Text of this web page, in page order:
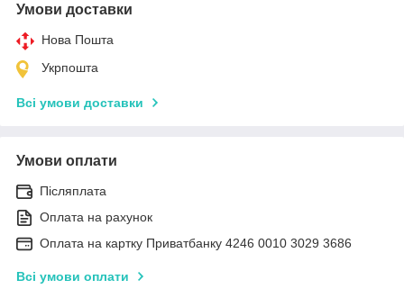
Умови доставки
Нова Пошта
Укрпошта
Всі умови доставки
Умови оплати
Післяплата
Оплата на рахунок
Оплата на картку Приватбанку 4246 0010 3029 3686
Всі умови оплати